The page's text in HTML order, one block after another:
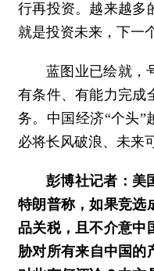
行再投资。越来越多
就是投资未来，下一
蓝图业已绘就，
有条件、有能力完成
务。中国经济“个头”
必将长风破浪、未来
彭博社记者：美
特朗普称，如果竞选
品关税，且不介意中
胁对所有来自中国的